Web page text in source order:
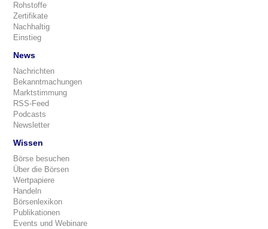
Rohstoffe
Zertifikate
Nachhaltig
Einstieg
News
Nachrichten
Bekanntmachungen
Marktstimmung
RSS-Feed
Podcasts
Newsletter
Wissen
Börse besuchen
Über die Börsen
Wertpapiere
Handeln
Börsenlexikon
Publikationen
Events und Webinare